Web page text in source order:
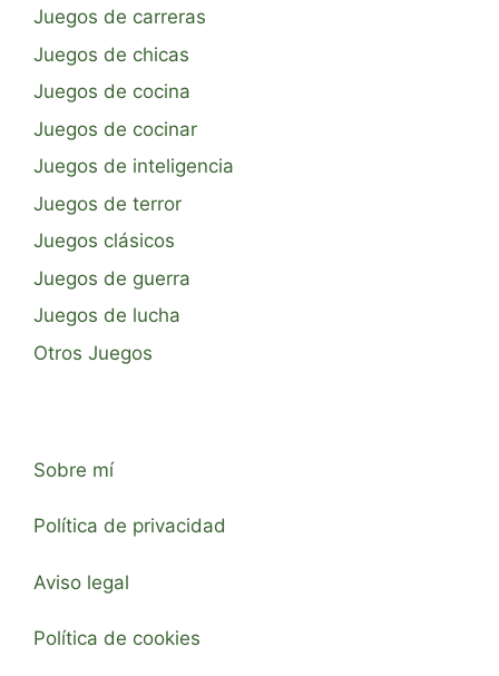
Juegos de carreras
Juegos de chicas
Juegos de cocina
Juegos de cocinar
Juegos de inteligencia
Juegos de terror
Juegos clásicos
Juegos de guerra
Juegos de lucha
Otros Juegos
Sobre mí
Política de privacidad
Aviso legal
Política de cookies